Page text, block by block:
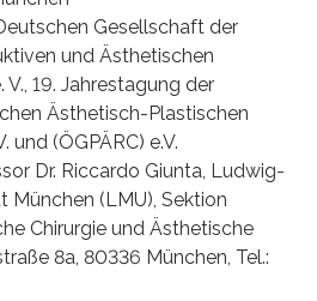
Gesellschaft der
und Ästhetischen
V., 19. Jahrestagung der
Ästhetisch-Plastischen
und (ÖGPÄRC) e.V.
Dr. Riccardo Giunta, Ludwig-
München (LMU), Sektion
Chirurgie und Ästhetische
8a, 80336 München, Tel.: